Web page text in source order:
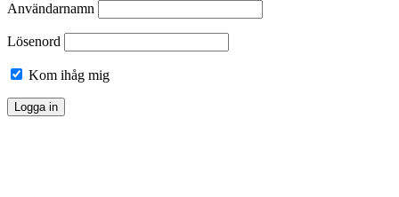
Användarnamn
Lösenord
Kom ihåg mig